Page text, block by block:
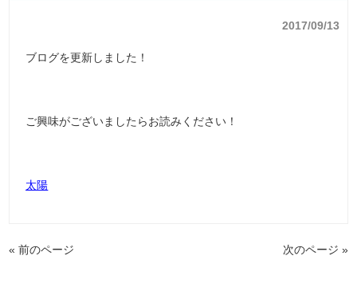
2017/09/13
ブログを更新しました！
ご興味がございましたらお読みください！
太陽
« 前のページ 次のページ »